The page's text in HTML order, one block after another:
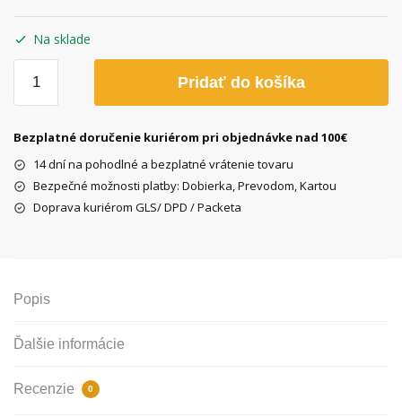
Na sklade
Selle
Grappa
Pridať do košíka
Bezplatné doručenie kuriérom pri objednávke nad 100€
14 dní na pohodlné a bezplatné vrátenie tovaru
Bezpečné možnosti platby: Dobierka, Prevodom, Kartou
Doprava kuriérom GLS/ DPD / Packeta
Popis
Ďalšie informácie
Recenzie 0